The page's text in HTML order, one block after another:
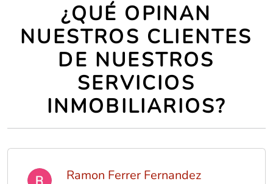
¿QUÉ OPINAN
NUESTROS CLIENTES
DE NUESTROS
SERVICIOS
INMOBILIARIOS?
Ferrer Fernandez